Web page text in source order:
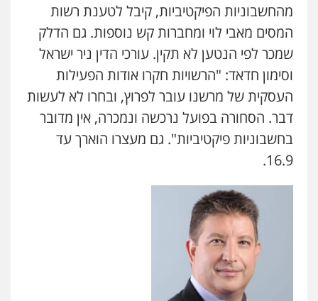
מהחשבוניות הפיקטיביות, קיבל לטענת רשות
המסים מאבי לוי ומחברות קש נוספות. גם הדלק
שמכר לפי הנטען לא תקין. עורכי הדין ניר ישראל
וסימון חדאד: "הרשויות חקרו אודות הפעילות
העסקית של מרשנו עובר לפרוץ, ובחרו לא לעשות
דבר. הסחורה בפועל נרכשה ונמכרה, אין מדובר
בחשבוניות פיקטיביות". גם מעצרו הוארך עד
16.9.
גל דהן – משרד עורך דין פלילי
פלילי פשיעה חמורה סמים מעצרים
וחקירות
0544723840
חנא בולוס – משרד עורכי דין
פלילי פשיעה חמורה צווארון לבן נזיקין
0546661544
עו"ד אורי רינצקי
פלילי
0506216813
עדי כרמלי – חברת עו"ד
פלילי כלכלי